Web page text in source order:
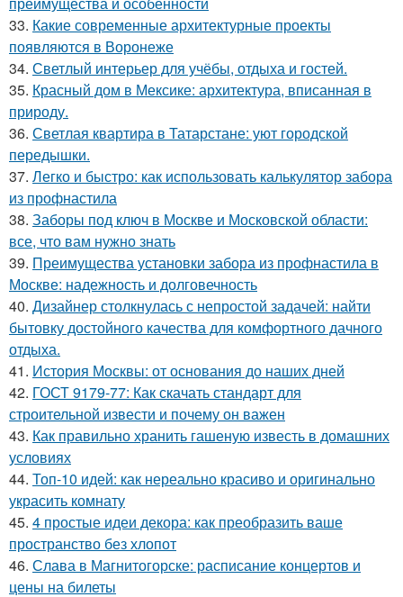
33. Какие современные архитектурные проекты
появляются в Воронеже
34. Светлый интерьер для учёбы, отдыха и гостей.
35. Красный дом в Мексике: архитектура, вписанная в
природу.
36. Светлая квартира в Татарстане: уют городской
передышки.
37. Легко и быстро: как использовать калькулятор забора
из профнастила
38. Заборы под ключ в Москве и Московской области:
все, что вам нужно знать
39. Преимущества установки забора из профнастила в
Москве: надежность и долговечность
40. Дизайнер столкнулась с непростой задачей: найти
бытовку достойного качества для комфортного дачного
отдыха.
41. История Москвы: от основания до наших дней
42. ГОСТ 9179-77: Как скачать стандарт для
строительной извести и почему он важен
43. Как правильно хранить гашеную известь в домашних
условиях
44. Топ-10 идей: как нереально красиво и оригинально
украсить комнату
45. 4 простые идеи декора: как преобразить ваше
пространство без хлопот
46. Слава в Магнитогорске: расписание концертов и
цены на билеты